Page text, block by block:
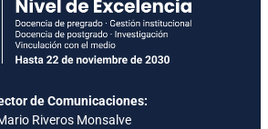
de Comunicaciones:
Riveros Monsalve